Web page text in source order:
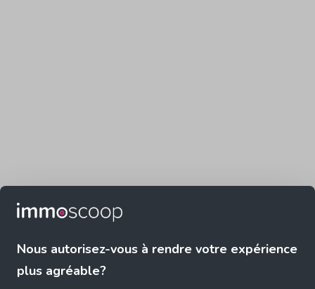
Nous autorisez-vous à rendre votre expérience
plus agréable?